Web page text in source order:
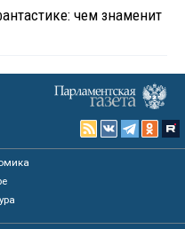
чем знаменит